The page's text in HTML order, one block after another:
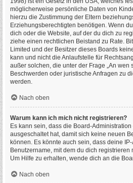
möglicherweise persönliche Daten von
hierzu die Zustimmung der Eltern
Erziehungsberechtigten benötigen. Wenn
dich oder die Website, auf der du dich zu
ziehe einen rechtlichen Beistand zu Rate.
Limited und der Besitzer dieses Boards
kann und nicht die Anlaufstelle für
außer solchen, die unter der Frage „An wen
Beschwerden oder juristische Anfragen zu
werden.
Nach oben
Warum kann ich mich nicht registrieren?
Es kann sein, dass die Board-
ausgeschaltet hat, damit sich keine neuen
können. Es könnte auch sein, dass deine
Benutzername, mit dem du dich registrieren
Um Hilfe zu erhalten, wende dich an die
Nach oben